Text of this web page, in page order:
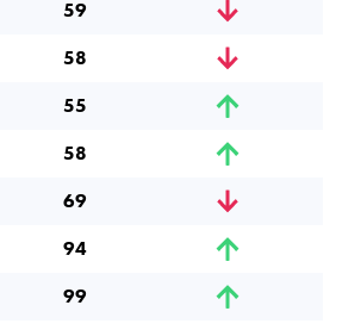
59
58
55
58
69
94
99